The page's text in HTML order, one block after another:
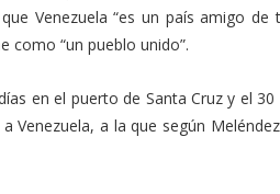
Venezuela “es un país amigo de
como “un pueblo unido”.
en el puerto de Santa Cruz y el
Venezuela, a la que según